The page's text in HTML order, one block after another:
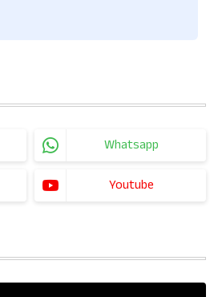
Whatsapp
Youtube